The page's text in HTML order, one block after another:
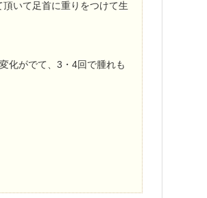
いて足首に重りをつけて生
化がでて、3・4回で腫れも